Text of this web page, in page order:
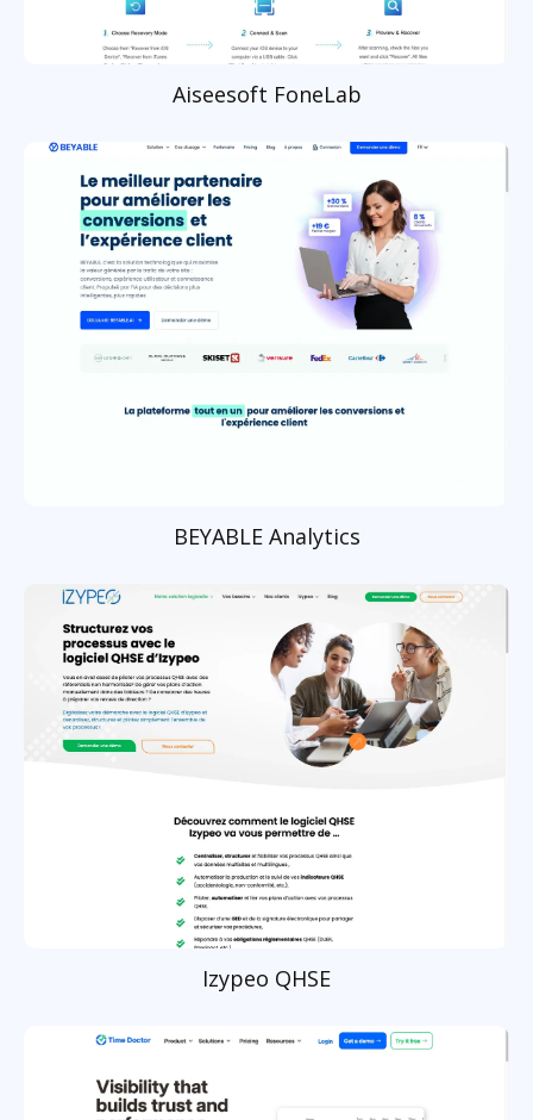
Aiseesoft FoneLab
BEYABLE Analytics
Izypeo QHSE